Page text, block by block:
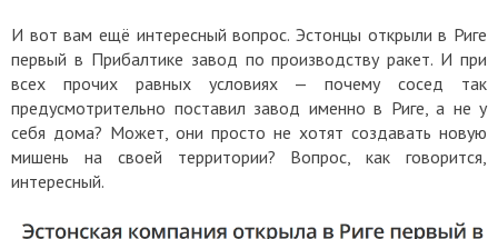
И вот вам ещё интересный вопрос. Эстонцы открыли в Риге
первый в Прибалтике завод по производству ракет. И при
всех прочих равных условиях — почему сосед так
предусмотрительно поставил завод именно в Риге, а не у
себя дома? Может, они просто не хотят создавать новую
мишень на своей территории? Вопрос, как говорится,
интересный.